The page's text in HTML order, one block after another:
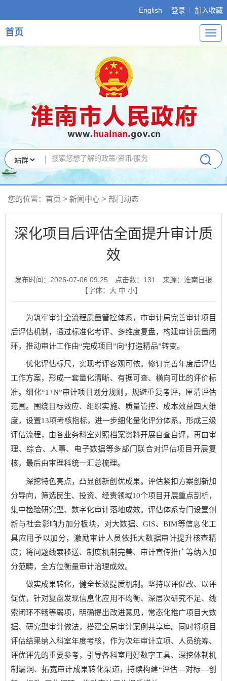
English 登录 加入收藏
导
航
首页
您的位置： 首页 > 新闻中心 > 部门动态
深化项目后评估全面提升审计质
效
发布时间：2026-07-06 09:25 点击数： 131
来源：淮南日报
【字体： 大 中 小】
为筑牢审计全流程质量管控体系，市审计局完善审计项目
后评估机制，通过标准化考评、多维度复盘，构建审计质量闭
环，推动审计工作由“完成项目”向“打造精品”转变。
优化评估标尺，实现考评客观可依。修订完善年度后评估
工作方案，形成一套量化清晰、有据可查、横向可比的评价标
准。细化“1+N”审计项目划分规则，规避重复考评，厘清评估
范围。围绕目标效应、组织实施、质量管控、成本效益四大维
度，设置13项考核指标，进一步细化量化评分体系。形成三级
评估流程，由各业务科室对照档案资料开展自查自评，再由审
理、综合、人事、电子数据等多部门联合对评估项目开展复
核，最后由审理科统一汇总梳理。
深挖特色亮点，凸显创新创优成果。评估紧扣方案创新加
分导向，筛选民生、投资、经责领域10个项目开展重点剖析，
集中检验研究型、数字化审计落地成效。评估体系专门设置创
新与社会影响力加分板块，对大数据、GIS、BIM等信息化工
具应用予以加分，激励审计人员依托大数据审计提升核查精
度；将问题线索移送、制度机制完善、审计宣传推广等纳入加
分范畴，全方位衡量审计治理成效。
做实成果转化，健全长效提质机制。坚持以评促改、以评
促优，针对复盘发现信息化应用不均衡、深层次研究不足、线
索闭环不畅等弱项，明确提出改进意见，常态化推广项目大数
据、研究型审计做法，搭建全局审计案例共享库。同时将项目
评估结果纳入科室年度考核，作为次年审计立项、人员统筹、
评优评先的重要参考，引导各科室用好数字工具、深挖体制机
制漏洞、拓宽审计成果转化渠道，持续构建“评估—对标—创